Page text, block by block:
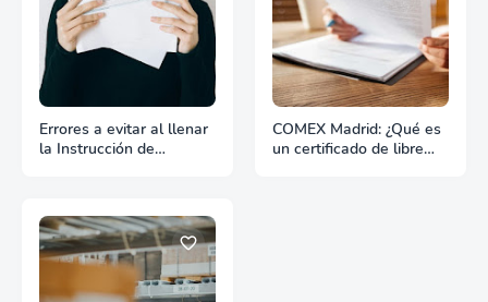
Errores a evitar al llenar
la Instrucción de
COMEX Madrid: ¿Qué es
un certificado de libre